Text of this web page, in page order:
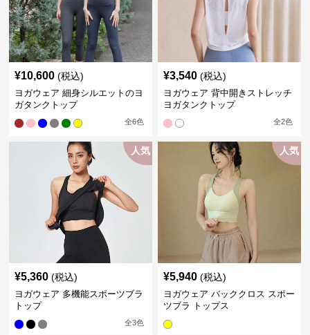
¥10,600 (税込)
ヨガウェア 細身シルエットのヨ
ガタンクトップ
全6色
¥3,540 (税込)
ヨガウェア 背中開きストレッチ
ヨガタンクトップ
全2色
人気
¥5,360 (税込)
ヨガウェア 多機能スポーツブラ
トップ
全3色
人気
¥5,940 (税込)
ヨガウェア バッククロス スポー
ツブラ トップス